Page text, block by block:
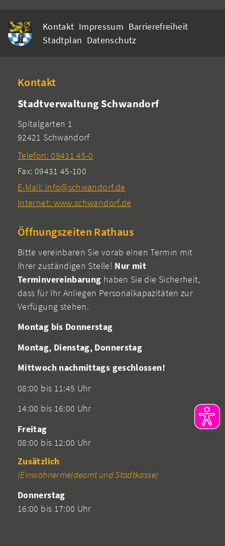
Kontakt Impressum Barrierefreiheit
Stadtplan Datenschutz
Kontakt
Stadtverwaltung Schwandorf
Spitalgarten 1
92421 Schwandorf
Telefon: 09431 45-0
Fax: 09431 45-100
E-Mail: info@schwandorf.de
Internet: www.schwandorf.de
Öffnungszeiten Rathaus
Bitte vereinbaren Sie vorab einen Termin mit
Ihrer zuständigen Stelle! Nur mit
Terminvereinbarung haben Sie die Sicherheit,
dass für Ihr Anliegen Personalkapazitäten zur
Verfügung stehen.
Montag bis Donnerstag
Montag, Dienstag, Donnerstag
Mittwoch nachmittags geschlossen!
08:00 bis 11:45 Uhr
14:00 bis 16:00 Uhr
Freitag
08:00 bis 12:00 Uhr
Zusätzlich
(Einwohnermeldeamt und Stadtkasse)
Donnerstag
16:00 bis 17:00 Uhr